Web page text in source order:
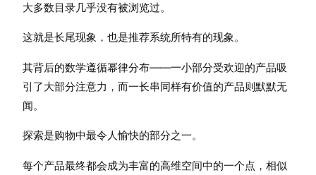
大多数目录几乎没有被浏览过。
这就是长尾现象，也是推荐系统所特有的现象。
其背后的数学遵循幂律分布——一小部分受欢迎的产品吸
引了大部分注意力，而一长串同样有价值的产品则默默无
闻。
探索是购物中最令人愉快的部分之一。
每个产品最终都会成为丰富的高维空间中的一个点，相似